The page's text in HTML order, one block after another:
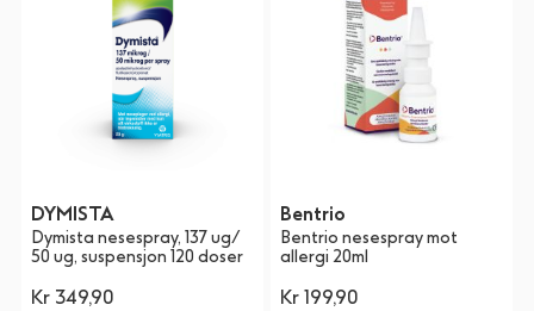
DYMISTA
Dymista nesespray, 137 ug/
50 ug, suspensjon 120 doser
Kr 349,90
Bentrio
Bentrio nesespray mot
allergi 20ml
Kr 199,90